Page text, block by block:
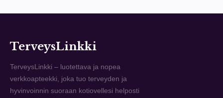
TerveysLinkki
TerveysLinkki – luotettava ja nopea
verkkoapteekki, joka tuo terveyden ja
hyvinvoinnin suoraan kotiovellesi helposti